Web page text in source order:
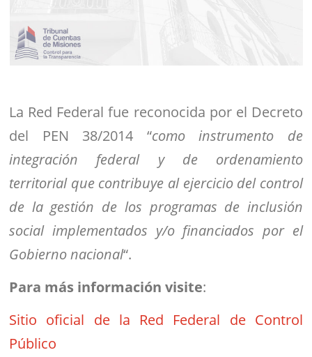
La Red Federal fue reconocida por el Decreto
del PEN 38/2014 “como instrumento de
integración federal y de ordenamiento
territorial que contribuye al ejercicio del control
de la gestión de los programas de inclusión
social implementados y/o financiados por el
Gobierno nacional“.
Para más información visite:
Sitio oficial de la Red Federal de Control
Público